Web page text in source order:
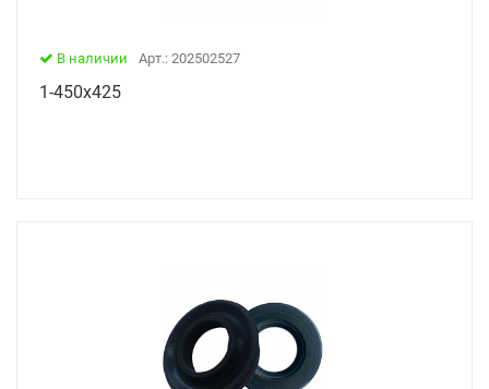
В наличии Арт.: 202502527
1-450х425